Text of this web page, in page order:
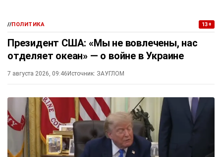
//ПОЛИТИКА 13+
Президент США: «Мы не вовлечены, нас
отделяет океан» — о войне в Украине
7 августа 2026, 09:46 Источник: ЗАУГЛОМ